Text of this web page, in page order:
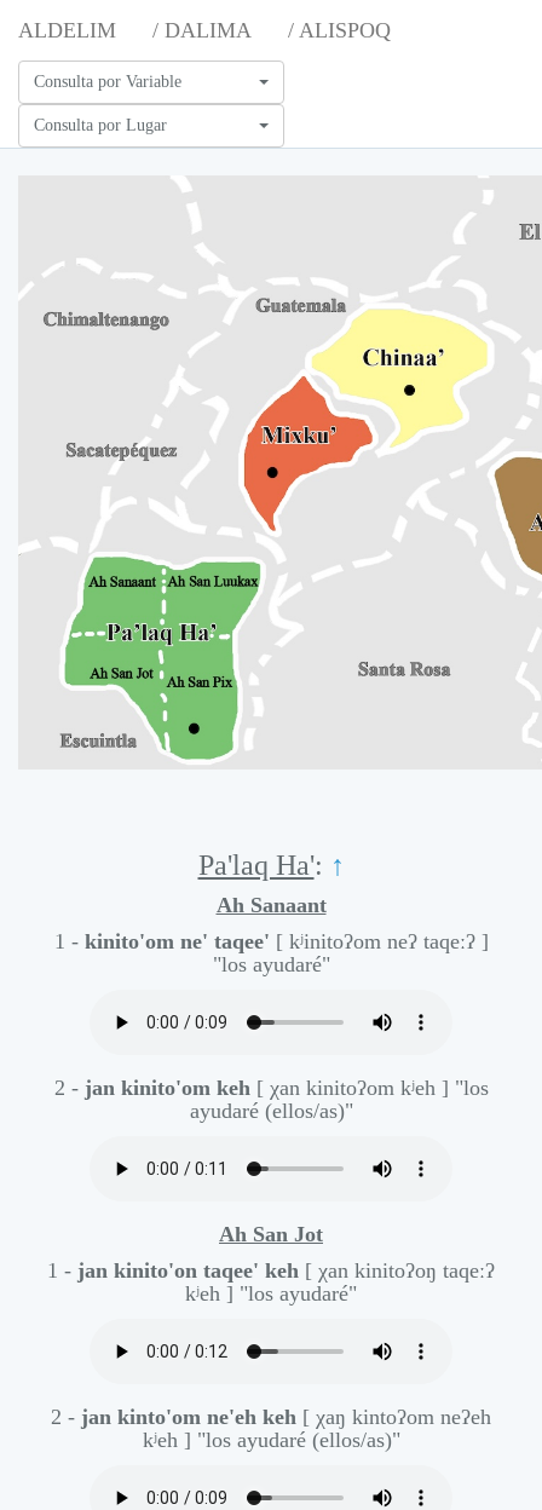
ALDELIM / DALIMA / ALISPOQ
Consulta por Variable
Consulta por Lugar
Pa'laq Ha': ↑
Ah Sanaant
1 - kinito'om ne' taqee' [ kʲinitoʔom neʔ taqeːʔ ]
"los ayudaré"
2 - jan kinito'om keh [ χan kinitoʔom kʲeh ] "los
ayudaré (ellos/as)"
Ah San Jot
1 - jan kinito'on taqee' keh [ χan kinitoʔoŋ taqeːʔ
kʲeh ] "los ayudaré"
2 - jan kinto'om ne'eh keh [ χaŋ kintoʔom neʔeh
kʲeh ] "los ayudaré (ellos/as)"